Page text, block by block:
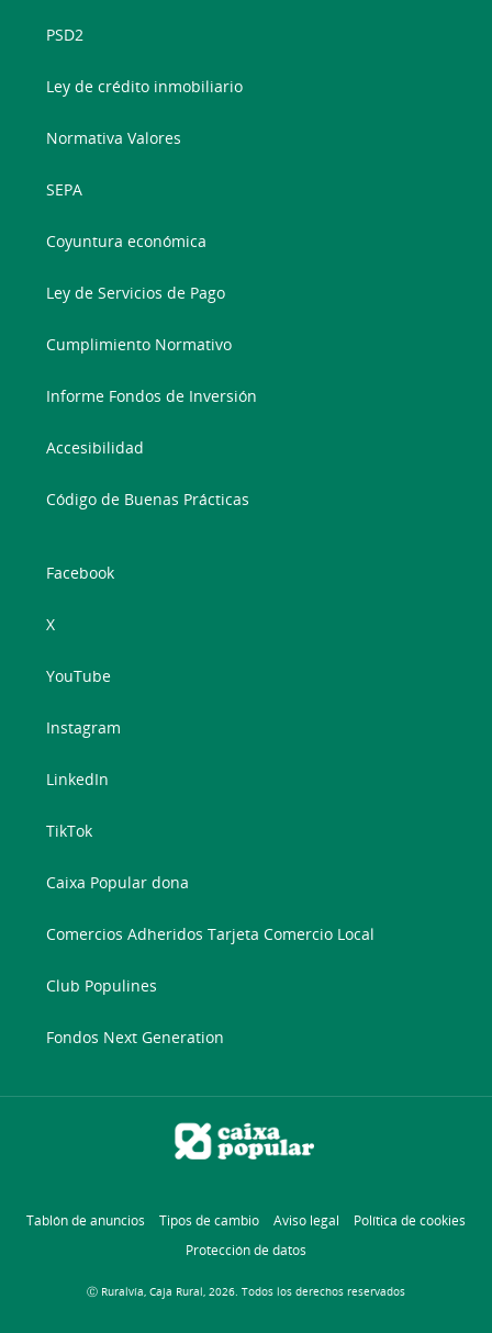
PSD2
Ley de crédito inmobiliario
Normativa Valores
SEPA
Coyuntura económica
Ley de Servicios de Pago
Cumplimiento Normativo
Informe Fondos de Inversión
Accesibilidad
Código de Buenas Prácticas
Facebook
X
YouTube
Instagram
LinkedIn
TikTok
Caixa Popular dona
Comercios Adheridos Tarjeta Comercio Local
Club Populines
Fondos Next Generation
Tablón de anuncios Tipos de cambio Aviso legal
Política de cookies
Protección de datos
Ⓒ Ruralvía, Caja Rural, 2026. Todos los derechos reservados